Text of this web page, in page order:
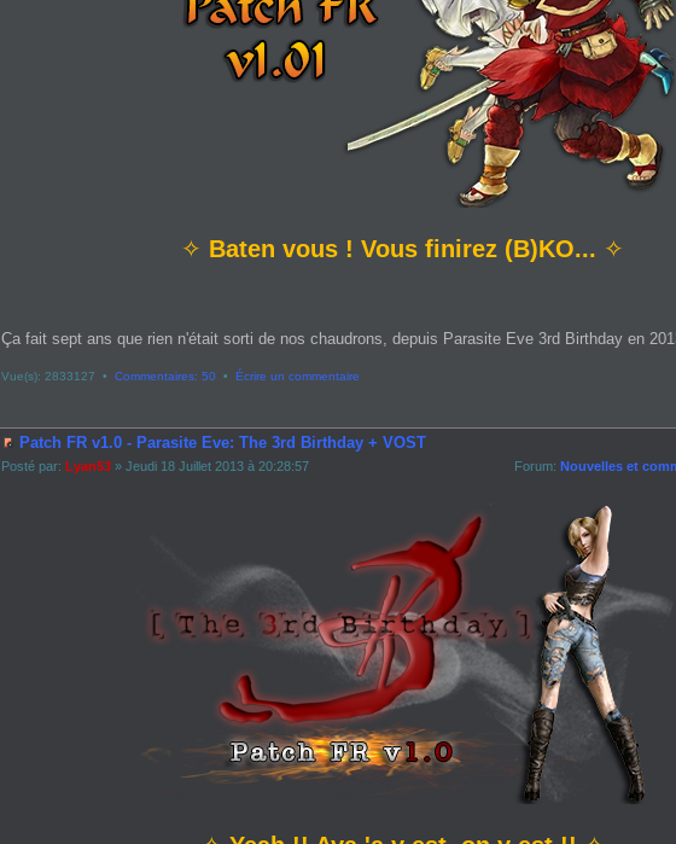
✧ Baten vous ! Vous finirez (B)KO... ✧
Ça fait sept ans que rien n'était sorti de nos chaudrons, depuis Parasite Eve 3rd Birthday en
Vue(s): 2833127 • Commentaires: 50• Écrire un commentaire
Patch FR v1.0 - Parasite Eve: The 3rd Birthday + VOST
Posté par: Lyan53» Jeudi 18 Juillet 2013 à 20:28:57 Forum: Nouvelles et